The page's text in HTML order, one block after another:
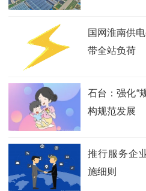
国网淮南供
带全站负荷
石台：强化“
构规范发展
推行服务企
施细则